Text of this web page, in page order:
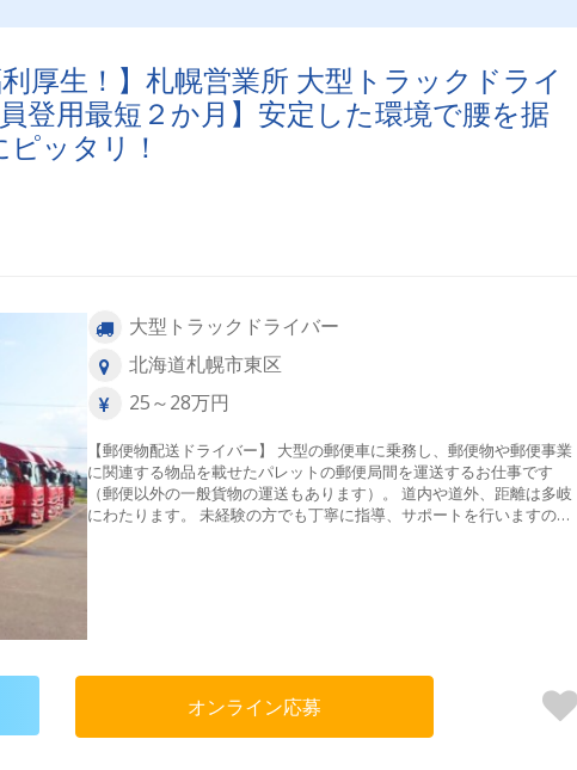
厚生！】札幌営業所 大型トラックドライ
登用最短２か月】安定した環境で腰を据
ッタリ！
大型トラックドライバー
北海道札幌市東区
25～28万円
【郵便物配送ドライバー】 大型の郵便車に乗務し、郵便物や郵便事業
に関連する物品を載せたパレットの郵便局間を運送するお仕事です
（郵便以外の一般貨物の運送もあります）。 道内や道外、距離は多岐
にわたります。 未経験の方でも丁寧に指導、サポートを行いますの
オンライン応募